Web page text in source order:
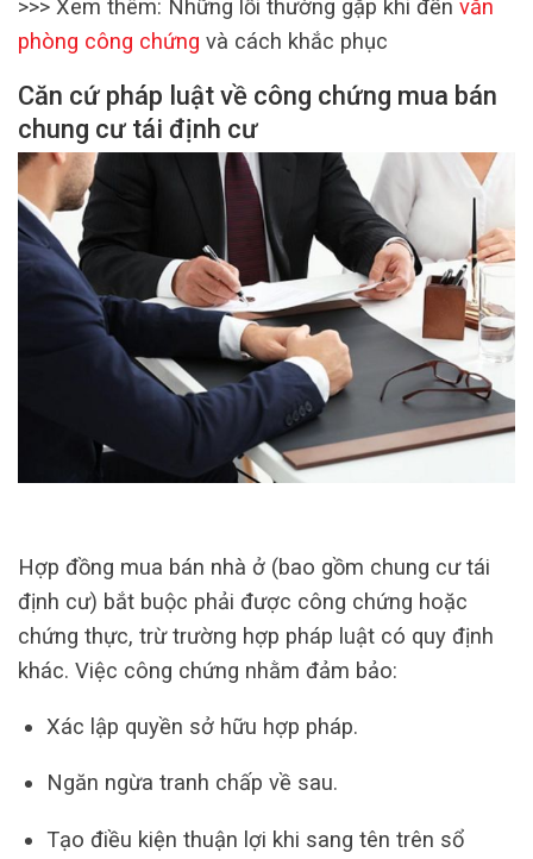
>>> Xem thêm: Những lỗi thường gặp khi đến văn
phòng công chứng và cách khắc phục
Căn cứ pháp luật về công chứng mua bán
chung cư tái định cư
Hợp đồng mua bán nhà ở (bao gồm chung cư tái
định cư) bắt buộc phải được công chứng hoặc
chứng thực, trừ trường hợp pháp luật có quy định
khác. Việc công chứng nhằm đảm bảo:
Xác lập quyền sở hữu hợp pháp.
Ngăn ngừa tranh chấp về sau.
Tạo điều kiện thuận lợi khi sang tên trên sổ